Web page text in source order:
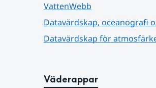
VattenWebb
Datavärdskap, oceanografi
Datavärdskap för
Väderappar